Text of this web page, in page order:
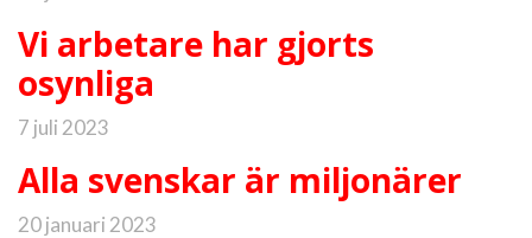
Vi arbetare har gjorts
osynliga
7 juli 2023
Alla svenskar är miljonärer
20 januari 2023